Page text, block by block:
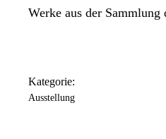
Werke aus der
Kategorie:
Ausstellung